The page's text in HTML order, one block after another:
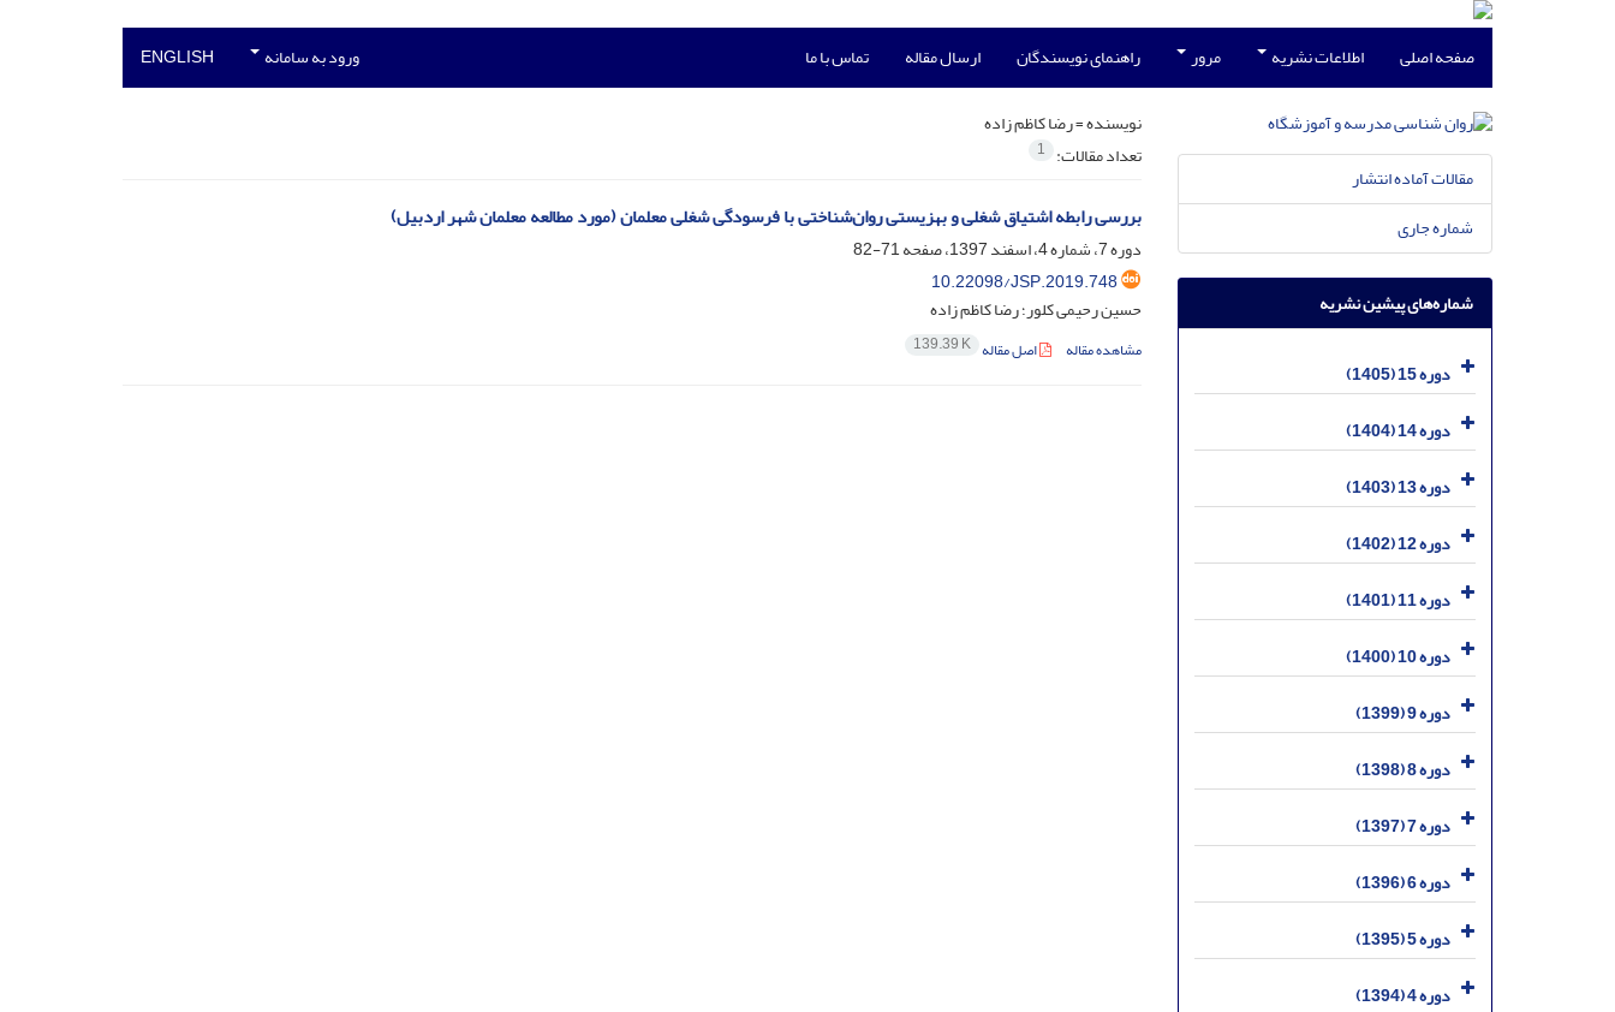
صفحه اصلی اطلاعات نشریه مرور راهنمای نویسندگان ارسال مقاله تماس با ما ورود به سامانه ENGLISH
نویسنده =رضا کاظم زاده
تعداد مقالات: 1
بررسی رابطه اشتیاق شغلی و بهزیستی روان‌شناختی با فرسودگی شغلی معلمان (مورد مطالعه معلمان شهر اردبیل)
دوره 7، شماره 4، اسفند 1397، صفحه
71-82
10.22098/JSP.2019.748
حسین رحیمی کلور؛ رضا کاظم زاده
مشاهده مقاله اصل مقاله 139.39 K
مقالات آماده انتشار
شماره جاری
شماره‌های پیشین نشریه
دوره 15 (1405)
دوره 14 (1404)
دوره 13 (1403)
دوره 12 (1402)
دوره 11 (1401)
دوره 10 (1400)
دوره 9 (1399)
دوره 8 (1398)
دوره 7 (1397)
دوره 6 (1396)
دوره 5 (1395)
دوره 4 (1394)